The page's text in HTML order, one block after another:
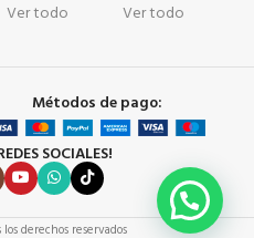
Ver todo
Ver todo
Métodos de pago:
SOCIALES!
los derechos reservados